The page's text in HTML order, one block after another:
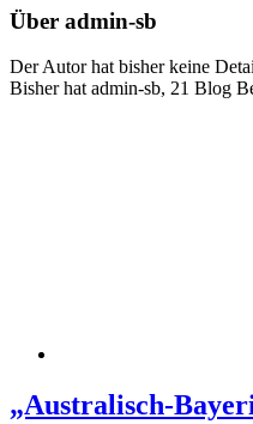
Über admin-sb
Der Autor hat bisher keine
Bisher hat admin-sb, 21 Blog
„Australisch-